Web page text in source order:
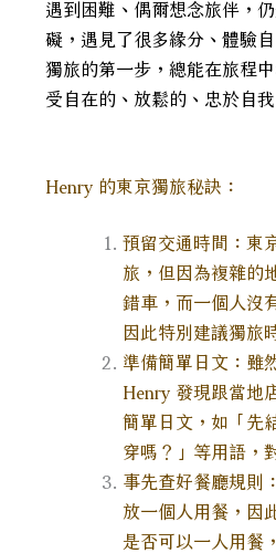
遇到困難、偶爾想念旅伴，
礙，遇見了很多緣分、體驗
獨旅的第一步，總能在旅程
受自在的、放鬆的、忠於自我
Henry 的東京獨旅秘訣：
預留交通時間：東
旅，但因為複雜的
錯車，而一個人沒
因此特別建議獨旅
準備簡單日文：雖
Henry 發現跟當地
簡單日文，如「先
穿嗎？」等用語，
事先查好餐廳規則
放一個人用餐，因
是否可以一人用餐